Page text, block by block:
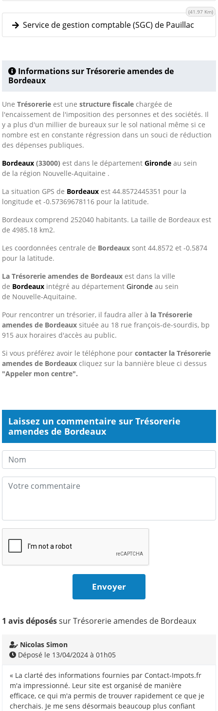
Service de gestion comptable (SGC) de Pauillac
(41.97 Km)
Informations sur Trésorerie amendes de
Bordeaux
Une Trésorerie est une structure fiscale chargée de
l'encaissement de l'imposition des personnes et des sociétés. Il
y a plus d'un millier de bureaux sur le sol national même si ce
nombre est en constante régression dans un souci de réduction
des dépenses publiques.
Bordeaux (33000) est dans le département Gironde au sein
de la région Nouvelle-Aquitaine .
La situation GPS de Bordeaux est 44.8572445351 pour la
longitude et -0.57369678116 pour la latitude.
Bordeaux comprend 252040 habitants. La taille de Bordeaux est
de 4985.18 km2.
Les coordonnées centrale de Bordeaux sont 44.8572 et -0.5874
pour la latitude.
La Trésorerie amendes de Bordeaux est dans la ville
de Bordeaux intégré au département Gironde au sein
de Nouvelle-Aquitaine.
Pour rencontrer un trésorier, il faudra aller à la Trésorerie
amendes de Bordeaux située au 18 rue françois-de-sourdis, bp
915 aux horaires d'accès au public.
Si vous préférez avoir le téléphone pour contacter la Trésorerie
amendes de Bordeaux cliquez sur la bannière bleue ci dessus
"Appeler mon centre".
Laissez un commentaire sur Trésorerie
amendes de Bordeaux
1 avis déposéssur Trésorerie amendes de Bordeaux
Nicolas Simon
Déposé le 13/04/2024 à 01h05
« La clarté des informations fournies par Contact-Impots.fr
m'a impressionné. Leur site est organisé de manière
efficace, ce qui m'a permis de trouver rapidement ce que je
cherchais. Je me sens désormais beaucoup plus confiant